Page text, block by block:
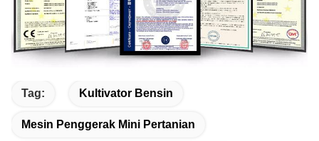
Tag: Kultivator Bensin
Mesin Penggerak Mini Pertanian